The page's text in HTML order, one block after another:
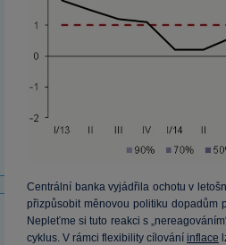
Centrální banka vyjádřila ochotu v
přizpůsobit měnovou politiku dopadům
Nepleťme si tuto reakci s
cyklus. V rámci flexibility cílování inflace